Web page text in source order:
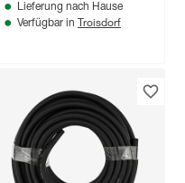
Lieferung nach Hause
Verfügbar in Troisdorf